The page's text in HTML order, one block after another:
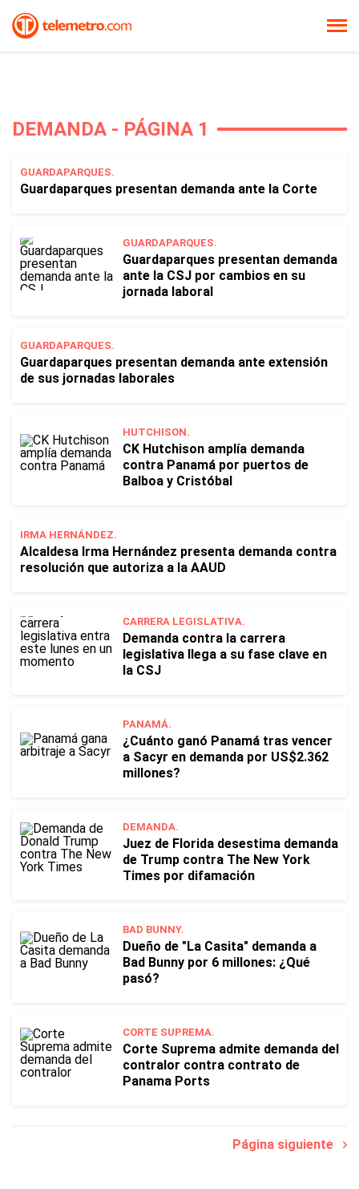
DEMANDA - PÁGINA 1
GUARDAPARQUES.
Guardaparques presentan demanda ante la Corte
GUARDAPARQUES.
Guardaparques presentan demanda
ante la CSJ por cambios en su
jornada laboral
GUARDAPARQUES.
Guardaparques presentan demanda ante extensión
de sus jornadas laborales
HUTCHISON.
CK Hutchison amplía demanda
contra Panamá por puertos de
Balboa y Cristóbal
IRMA HERNÁNDEZ.
Alcaldesa Irma Hernández presenta demanda contra
resolución que autoriza a la AAUD
CARRERA LEGISLATIVA.
Demanda contra la carrera
legislativa llega a su fase clave en
la CSJ
PANAMÁ.
¿Cuánto ganó Panamá tras vencer
a Sacyr en demanda por US$2.362
millones?
DEMANDA.
Juez de Florida desestima demanda
de Trump contra The New York
Times por difamación
BAD BUNNY.
Dueño de "La Casita" demanda a
Bad Bunny por 6 millones: ¿Qué
pasó?
CORTE SUPREMA.
Corte Suprema admite demanda del
contralor contra contrato de
Panama Ports
Página siguiente